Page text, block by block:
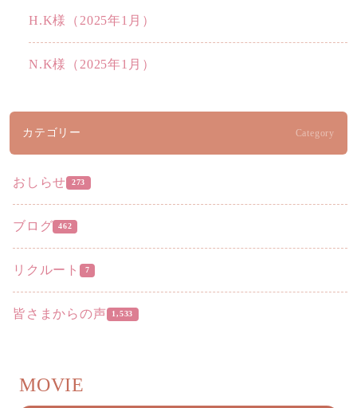
H.K様（2025年1月）
N.K様（2025年1月）
カテゴリー Category
おしらせ 273
ブログ 462
リクルート 7
皆さまからの声 1,533
MOVIE